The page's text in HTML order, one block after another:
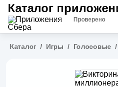
Каталог
Проверено
Каталог / Игры / Голосовые /